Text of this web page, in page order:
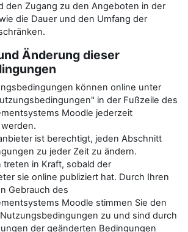
den Zugang zu den Angeboten in der
die Dauer und den Umfang der
Änderung dieser
können online unter
in der Fußzeile des
Moodle jederzeit
ist berechtigt, jeden Abschnitt
zu jeder Zeit zu ändern.
treten in Kraft, sobald der
sie online publiziert hat. Durch Ihren
Gebrauch des
Moodle stimmen Sie den
zu und sind durch
der geänderten Bedingungen